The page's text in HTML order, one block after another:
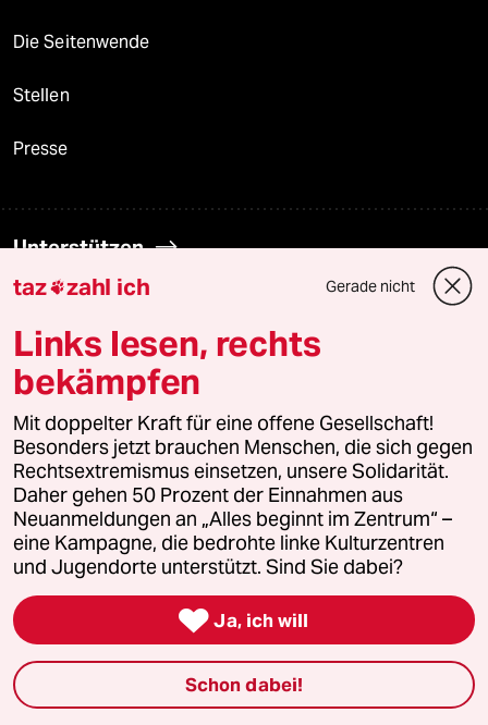
Die Seitenwende
Stellen
Presse
Unterstützen
genossenschaft
taz zahl ich
recherchefonds ausland
panterstiftung
panterpreis 2026
Podcast
taz zahl ich Gerade nicht
Links lesen, rechts
bekämpfen
Mit doppelter Kraft für eine offene Gesellschaft!
Besonders jetzt brauchen Menschen, die sich gegen
Rechtsextremismus einsetzen, unsere Solidarität.
Daher gehen 50 Prozent der Einnahmen aus
Neuanmeldungen an „Alles beginnt im Zentrum“ –
eine Kampagne, die bedrohte linke Kulturzentren
und Jugendorte unterstützt. Sind Sie dabei?
 Ja, ich will
Schon dabei!